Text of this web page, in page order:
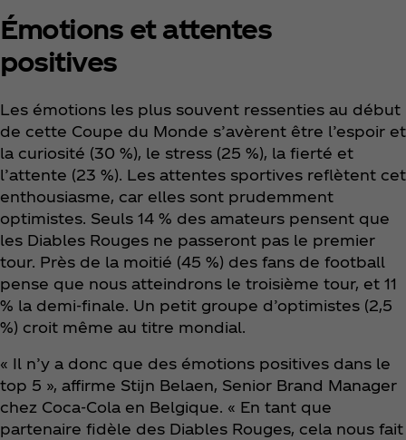
Émotions et attentes
positives
Les émotions les plus souvent ressenties au début
de cette Coupe du Monde s’avèrent être l’espoir et
la curiosité (30 %), le stress (25 %), la fierté et
l’attente (23 %). Les attentes sportives reflètent cet
enthousiasme, car elles sont prudemment
optimistes. Seuls 14 % des amateurs pensent que
les Diables Rouges ne passeront pas le premier
tour. Près de la moitié (45 %) des fans de football
pense que nous atteindrons le troisième tour, et 11
% la demi-finale. Un petit groupe d’optimistes (2,5
%) croit même au titre mondial.
« Il n’y a donc que des émotions positives dans le
top 5 », affirme Stijn Belaen, Senior Brand Manager
chez Coca‑Cola en Belgique. « En tant que
partenaire fidèle des Diables Rouges, cela nous fait